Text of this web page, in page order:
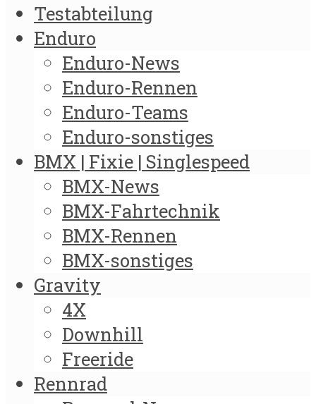
Testabteilung
Enduro
Enduro-News
Enduro-Rennen
Enduro-Teams
Enduro-sonstiges
BMX | Fixie | Singlespeed
BMX-News
BMX-Fahrtechnik
BMX-Rennen
BMX-sonstiges
Gravity
4X
Downhill
Freeride
Rennrad